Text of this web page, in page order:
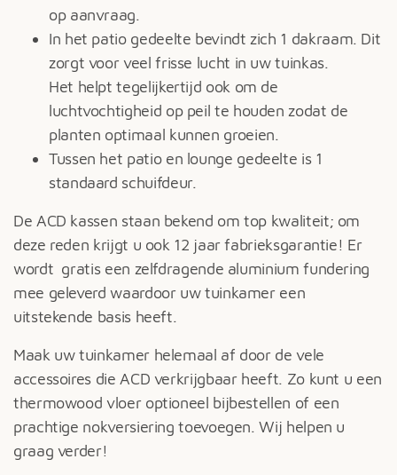
op aanvraag.
In het patio gedeelte bevindt zich 1 dakraam. Dit
zorgt voor veel frisse lucht in uw tuinkas.
Het helpt tegelijkertijd ook om de
luchtvochtigheid op peil te houden zodat de
planten optimaal kunnen groeien.
Tussen het patio en lounge gedeelte is 1
standaard schuifdeur.
De ACD kassen staan bekend om top kwaliteit; om
deze reden krijgt u ook 12 jaar fabrieksgarantie! Er
wordt gratis een zelfdragende aluminium fundering
mee geleverd waardoor uw tuinkamer een
uitstekende basis heeft.
Maak uw tuinkamer helemaal af door de vele
accessoires die ACD verkrijgbaar heeft. Zo kunt u een
thermowood vloer optioneel bijbestellen of een
prachtige nokversiering toevoegen. Wij helpen u
graag verder!